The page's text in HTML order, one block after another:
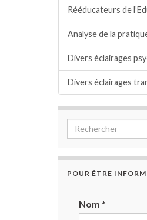
Rééducateurs de
Analyse de la
Divers éclairages
Divers éclairages
Search for:
POUR ÊTRE
Nom *